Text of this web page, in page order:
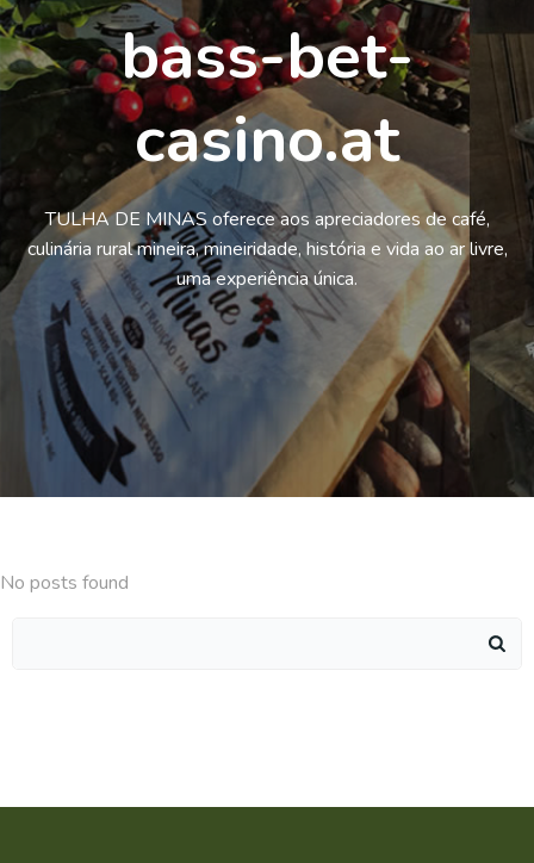
bass-bet-
casino.at
TULHA DE MINAS oferece aos apreciadores de café,
culinária rural mineira, mineiridade, história e vida ao ar livre,
uma experiência única.
No posts found